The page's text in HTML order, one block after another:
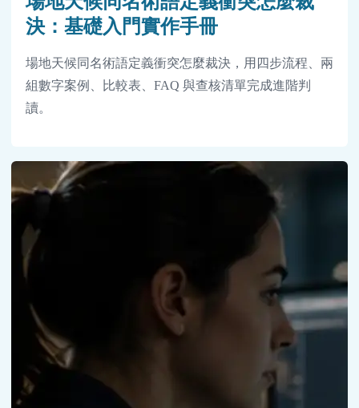
決：基礎入門實作手冊
場地天候同名術語定義衝突怎麼裁決，用四步流程、兩
組數字案例、比較表、FAQ 與查核清單完成進階判
讀。